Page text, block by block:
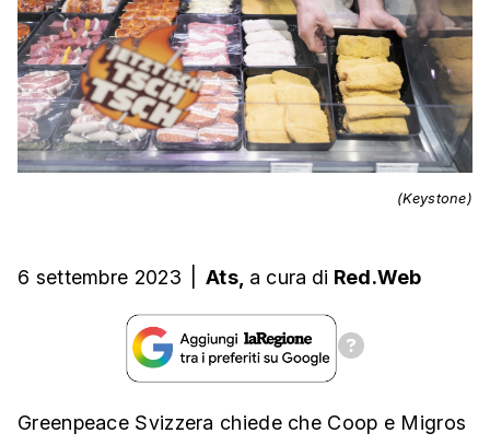
(Keystone)
6 settembre 2023 Ats, a cura di Red.Web
Greenpeace Svizzera chiede che Coop e Migros